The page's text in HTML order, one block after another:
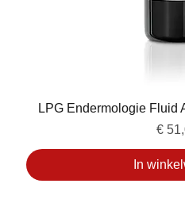
LPG Endermologie Fluid
Prijs
€
In